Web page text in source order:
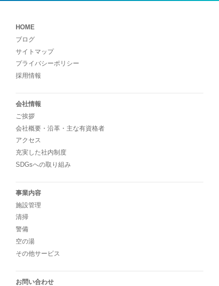
HOME
ブログ
サイトマップ
プライバシーポリシー
採用情報
会社情報
ご挨拶
会社概要・沿革・主な有資格者
アクセス
充実した社内制度
SDGsへの取り組み
事業内容
施設管理
清掃
警備
空の湯
その他サービス
お問い合わせ